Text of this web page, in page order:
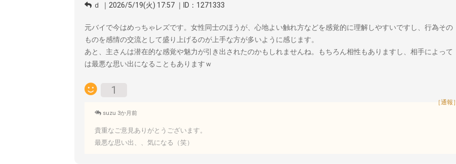
ｄ ｜2026/5/19(火) 17:57 ｜ID：1271333
元バイで今はめっちゃレズです。女性同士のほうが、心地よい触れ方などを感覚的に理解しやすいですし、行為その
ものを感情の交流として盛り上げるのが上手な方が多いように感じます。
あと、主さんは潜在的な感覚や魅力が引き出されたのかもしれませんね。もちろん相性もありますし、相手によって
は最悪な思い出になることもありますｗ
1
［通報］
suzu 3か月前
貴重なご意見ありがとうございます。
最悪な思い出、、気になる（笑）